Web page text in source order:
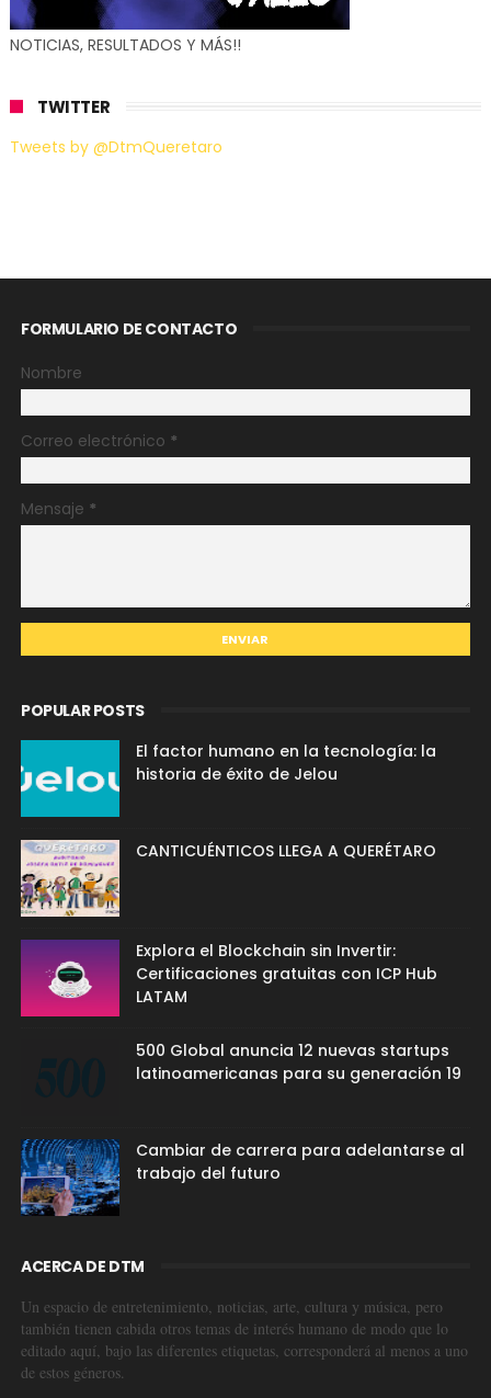
NOTICIAS, RESULTADOS Y MÁS!!
TWITTER
Tweets by @DtmQueretaro
FORMULARIO DE CONTACTO
Nombre
Correo electrónico *
Mensaje *
POPULAR POSTS
El factor humano en la tecnología: la
historia de éxito de Jelou
CANTICUÉNTICOS LLEGA A QUERÉTARO
Explora el Blockchain sin Invertir:
Certificaciones gratuitas con ICP Hub
LATAM
500 Global anuncia 12 nuevas startups
latinoamericanas para su generación 19
Cambiar de carrera para adelantarse al
trabajo del futuro
ACERCA DE DTM
Un espacio de entretenimiento, noticias, arte, cultura y música, pero
también tienen cabida otros temas de interés humano de modo que lo
editado aquí, bajo las diferentes etiquetas, corresponderá al menos a uno
de estos géneros.